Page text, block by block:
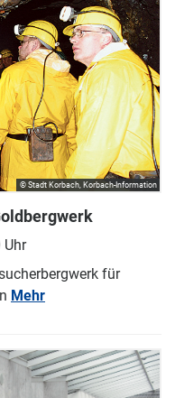
Uhr
für
Mehr
© Stadt Korbach, Korbach-Information